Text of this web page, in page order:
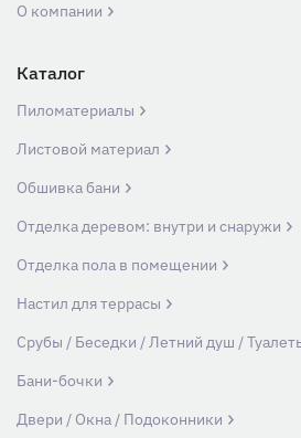
О компании
Каталог
Пиломатериалы
Листовой материал
Обшивка бани
Отделка деревом: внутри и снаружи
Отделка пола в помещении
Настил для террасы
Срубы / Беседки / Летний душ /
Бани-бочки
Двери / Окна / Подоконники